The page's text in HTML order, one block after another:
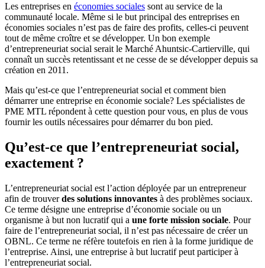
Les entreprises en économies sociales sont au service de la
communauté locale. Même si le but principal des entreprises en
économies sociales n’est pas de faire des profits, celles-ci peuvent
tout de même croître et se développer. Un bon exemple
d’entrepreneuriat social serait le Marché Ahuntsic-Cartierville, qui
connaît un succès retentissant et ne cesse de se développer depuis sa
création en 2011.
Mais qu’est-ce que l’entrepreneuriat social et comment bien
démarrer une entreprise en économie sociale? Les spécialistes de
PME MTL répondent à cette question pour vous, en plus de vous
fournir les outils nécessaires pour démarrer du bon pied.
Qu’est-ce que l’entrepreneuriat social,
exactement ?
L’entrepreneuriat social est l’action déployée par un entrepreneur
afin de trouverdes solutions innovantes à des problèmes sociaux.
Ce terme désigne une entreprise d’économie sociale ou un
organisme à but non lucratif qui a une forte mission sociale. Pour
faire de l’entrepreneuriat social, il n’est pas nécessaire de créer un
OBNL. Ce terme ne réfère toutefois en rien à la forme juridique de
l’entreprise. Ainsi, une entreprise à but lucratif peut participer à
l’entrepreneuriat social.